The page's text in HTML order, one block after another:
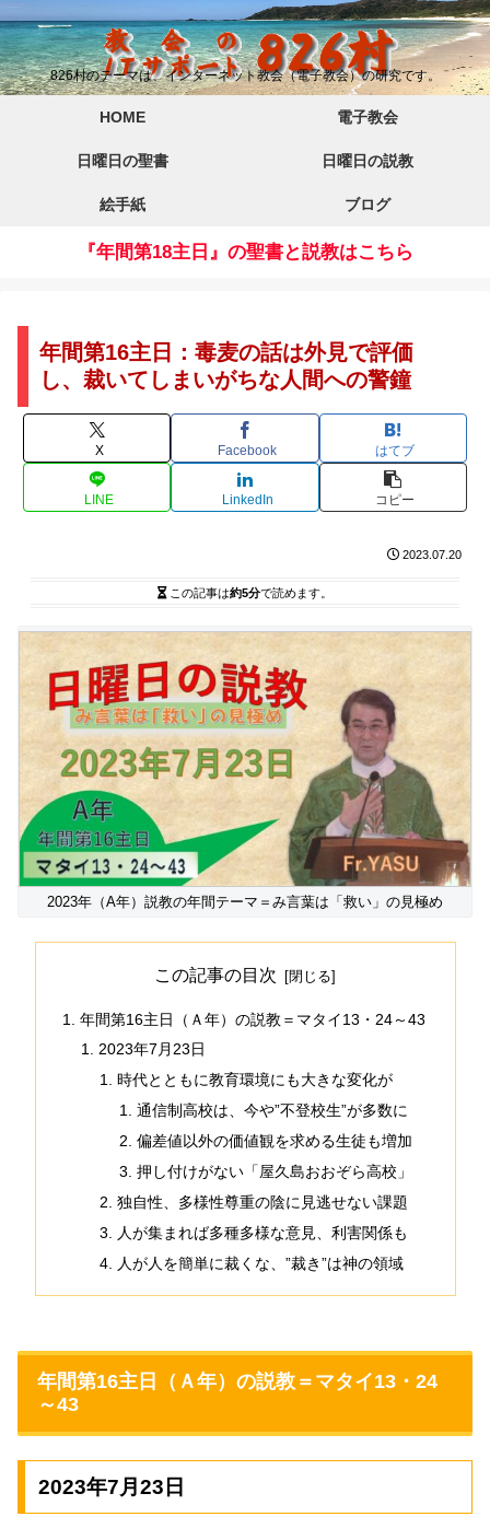
826村のテーマは、インターネット教会（電子教会）の研究です。
HOME 電子教会
日曜日の聖書 日曜日の説教
絵手紙 ブログ
『年間第18主日』の聖書と説教はこちら
年間第16主日：毒麦の話は外見で評価
し、裁いてしまいがちな人間への警鐘
X Facebook はてブ
LINE LinkedIn コピー
2023.07.20
この記事は約5分で読めます。
2023年（A年）説教の年間テーマ＝み言葉は「救い」の見極め
この記事の目次
年間第16主日（Ａ年）の説教＝マタイ13・24～43
2023年7月23日
時代とともに教育環境にも大きな変化が
通信制高校は、今や”不登校生”が多数に
偏差値以外の価値観を求める生徒も増加
押し付けがない「屋久島おおぞら高校」
独自性、多様性尊重の陰に見逃せない課題
人が集まれば多種多様な意見、利害関係も
人が人を簡単に裁くな、”裁き”は神の領域
年間第16主日（Ａ年）の説教＝マタイ13・24
～43
2023年7月23日